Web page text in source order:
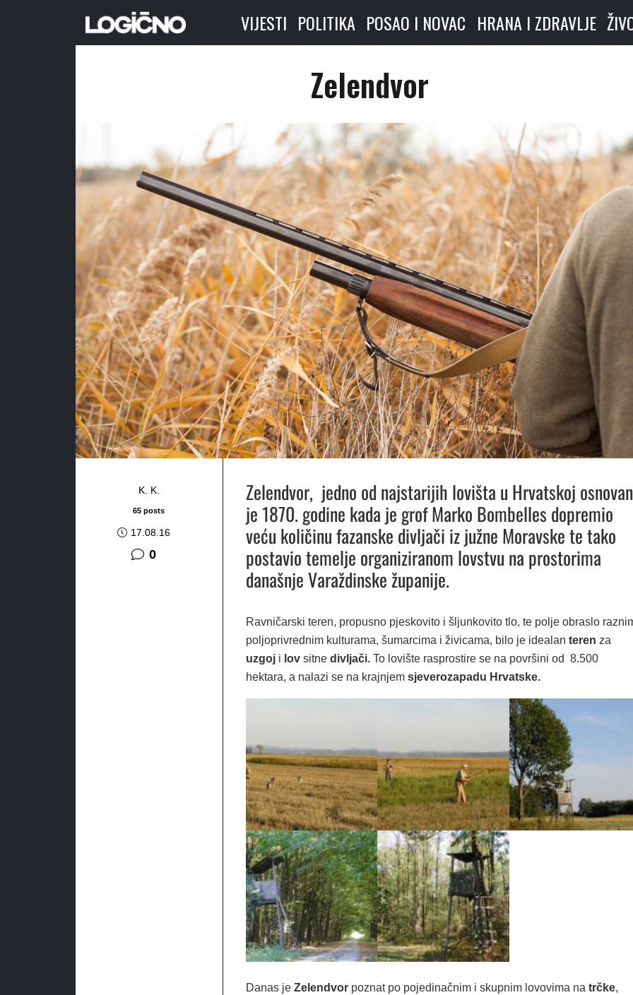
VIJESTI POLITIKA POSAO I NOVAC HRANA I ZDRAVLJE
Zelendvor
K. K.
65 posts
17.08.16
0
Zelendvor, jedno od najstarijih lovišta u Hrvatskoj
je 1870. godine kada je grof Marko Bombelles dopremio
veću količinu fazanske divljači iz južne Moravske te tako
postavio temelje organiziranom lovstvu na prostorima
današnje Varaždinske županije.
Ravničarski teren, propusno pjeskovito i šljunkovito tlo, te polje obraslo
poljoprivrednim kulturama, šumarcima i živicama, bilo je idealan teren za
uzgoji lovsitne divljači.To lovište rasprostire se na površini od 8.500
hektara, a nalazi se na krajnjem sjeverozapadu Hrvatske.
Danas je Zelendvorpoznat po pojedinačnim i skupnim lovovima na trčke,